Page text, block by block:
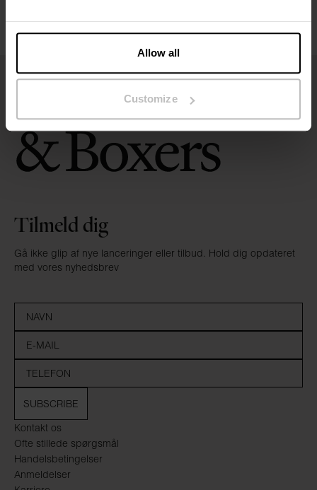
Allow all
Customize
Kontakt os
Ofte stillede spørgsmål
Handelsbetingelser
Anmeldelser
Tilmeld dig
Gå ikke glip af nye lanceringer eller tilbud. Hold dig opdateret
med vores nyhedsbrev
SUBSCRIBE